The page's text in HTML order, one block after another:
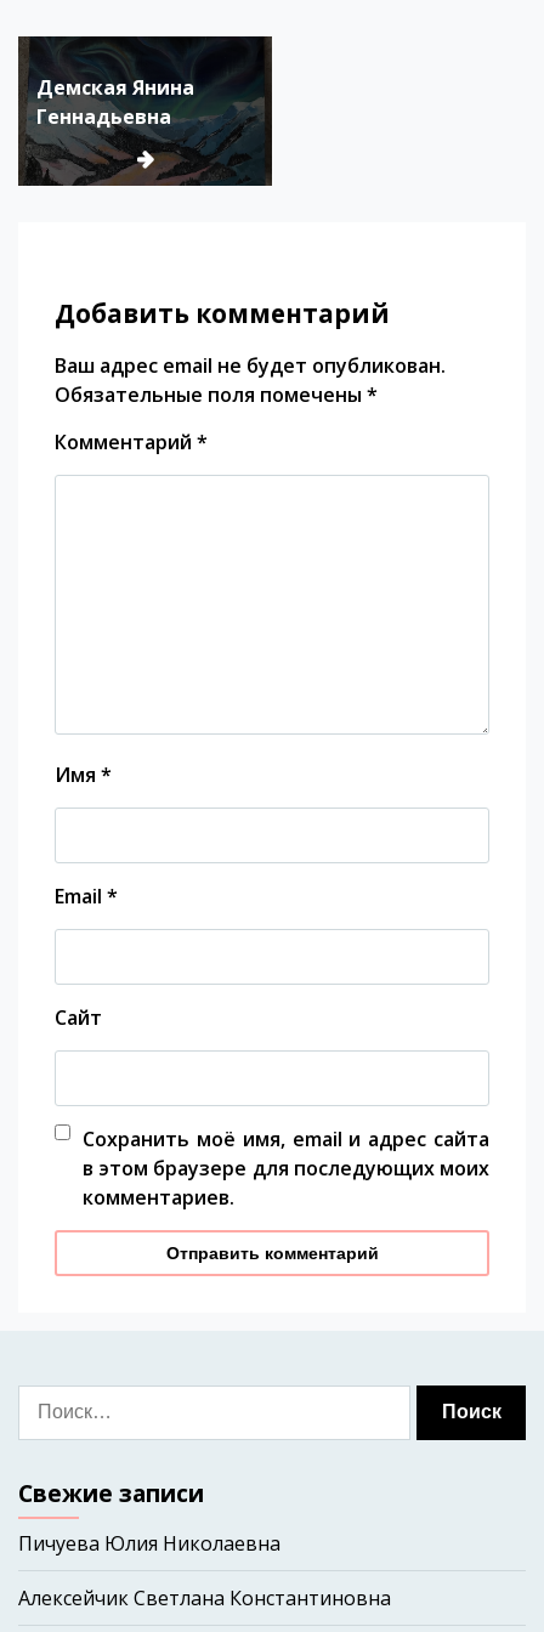
Демская Янина
Геннадьевна
Добавить комментарий
Ваш адрес email не будет опубликован.
Обязательные поля помечены *
Комментарий *
Имя *
Email *
Сайт
Сохранить моё имя, email и адрес сайта
в этом браузере для последующих моих
комментариев.
Свежие записи
Пичуева Юлия Николаевна
Алексейчик Светлана Константиновна